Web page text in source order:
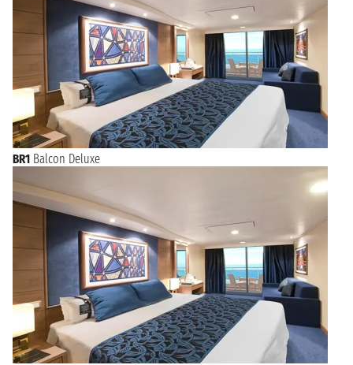
BR1 Balcon Deluxe